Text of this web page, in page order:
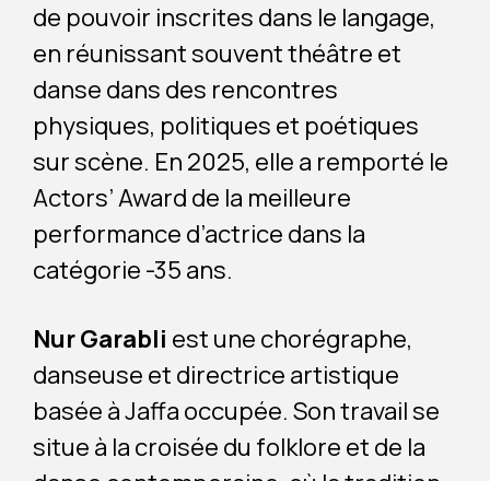
de pouvoir inscrites dans le langage,
en réunissant souvent théâtre et
danse dans des rencontres
physiques, politiques et poétiques
sur scène. En 2025, elle a remporté le
Actors’ Award de la meilleure
performance d’actrice dans la
catégorie -35 ans.
Nur Garabli est une chorégraphe,
danseuse et directrice artistique
basée à Jaffa occupée. Son travail se
situe à la croisée du folklore et de la